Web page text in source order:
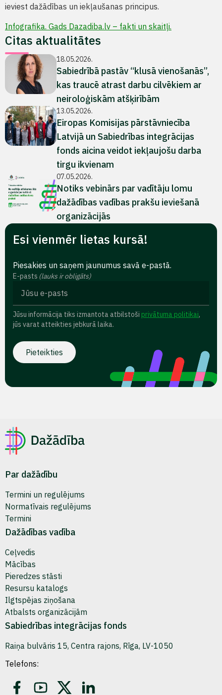
ieviest dažādības un iekļaušanas principus.
Infografika. Gads Dazadiba.lv – fakti un skaitļi.
Citas aktualitātes
18.05.2026.
Sabiedrībā pastāv “klusā vienošanās”,
kas traucē atrast darbu cilvēkiem ar
neiroloģiskām atšķirībām
13.05.2026.
Eiropas Komisijas pārstāvniecība
Latvijā un Sabiedrības integrācijas
fonds aicina veidot iekļaujošu darba
tirgu ikvienam
07.05.2026.
Notiks vebinārs par vadītāju lomu
dažādības vadības prakšu ieviešanā
organizācijās
Esi vienmēr lietas kursā!
Piesakies un saņem jaunumus savā e-pastā.
E-pasts (lauks ir obligāts)
Jūsu informācija tiks izmantota atbilstoši privātuma politikai,
jūs varat atteikties jebkurā laika.
Par dažādību
Termini un regulējums
Normatīvais regulējums
Termini
Dažādības vadība
Ceļvedis
Mācības
Pieredzes stāsti
Resursu katalogs
Ilgtspējas ziņošana
Atbalsts organizācijām
Sabiedrības integrācijas fonds
Raiņa bulvāris 15, Centra rajons, Rīga, LV-1050
Telefons: